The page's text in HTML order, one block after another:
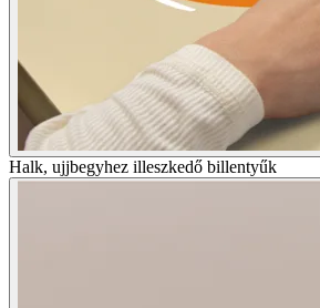
Halk, ujjbegyhez illeszkedő billentyűk